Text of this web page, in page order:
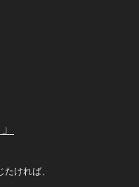
ければ、